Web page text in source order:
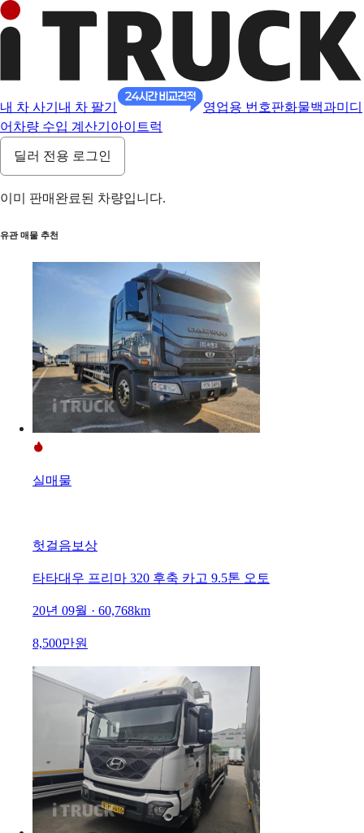
내 차 사기 내 차 팔기 영업용 번호판화물백과미디
어 차량 수입 계산기 아이트럭
딜러 전용 로그인
이미 판매완료된 차량입니다.
유관 매물 추천
실매물
헛걸음보상
타타대우 프리마 320 후축 카고 9.5톤 오토
20년 09월 · 60,768km
8,500만원